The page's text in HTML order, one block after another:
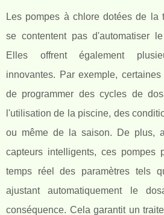
Les pompes à chlore dotées de la
se contentent pas d'automatiser
Elles offrent également
innovantes. Par exemple,
de programmer des cycles de
l'utilisation de la piscine, des
ou même de la saison. De plus,
capteurs intelligents, ces pompes
temps réel des paramètres tels
ajustant automatiquement le
conséquence. Cela garantit un